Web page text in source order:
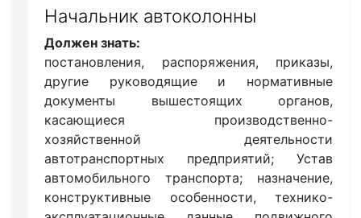
Начальник автоколонны
Должен знать:
постановления, распоряжения, приказы,
другие руководящие и нормативные
документы вышестоящих органов,
касающиеся производственно-
хозяйственной деятельности
автотранспортных предприятий; Устав
автомобильного транспорта; назначение,
конструктивные особенности, технико-